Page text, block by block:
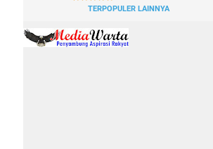
TERPOPULER LAINNYA